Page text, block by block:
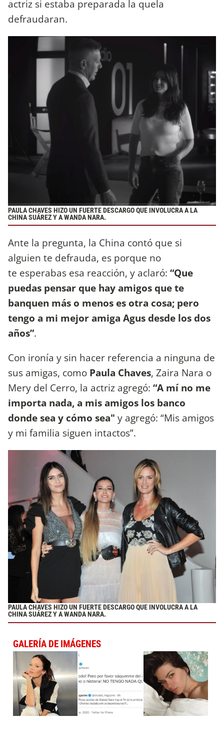
actriz si estaba preparada la quela
defraudaran.
PAULA CHAVES HIZO UN FUERTE DESCARGO QUE INVOLUCRA A LA
CHINA SUÁREZ Y A WANDA NARA.
Ante la pregunta, la China contó que si
alguien te defrauda, es porque no
te esperabas esa reacción, y aclaró: “Que
puedas pensar que hay amigos que te
banquen más o menos es otra cosa; pero
tengo a mi mejor amiga Agus desde los dos
años”.
Con ironía y sin hacer referencia a ninguna de
sus amigas, como Paula Chaves, Zaira Nara o
Mery del Cerro, la actriz agregó: “A mí no me
importa nada, a mis amigos los banco
donde sea y cómo sea" y agregó: “Mis amigos
y mi familia siguen intactos”.
PAULA CHAVES HIZO UN FUERTE DESCARGO QUE INVOLUCRA A LA
CHINA SUÁREZ Y A WANDA NARA.
GALERÍA DE IMÁGENES